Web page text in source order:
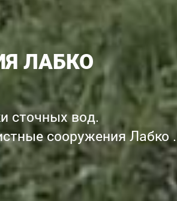
ЛАБКО
сточных вод.
сооружения Лабко .